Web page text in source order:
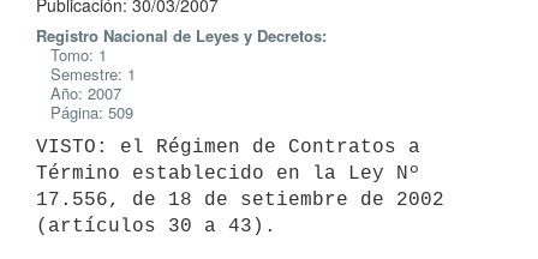
Publicación: 30/03/2007
Registro Nacional de Leyes y Decretos:
Tomo: 1
Semestre: 1
Año: 2007
Página: 509
VISTO: el Régimen de Contratos a
Término establecido en la Ley Nº
17.556, de 18 de setiembre de 2002
(artículos 30 a 43).